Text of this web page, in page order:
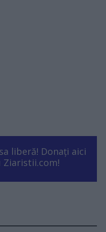
liberă! Donați aici
Ziaristii.com!